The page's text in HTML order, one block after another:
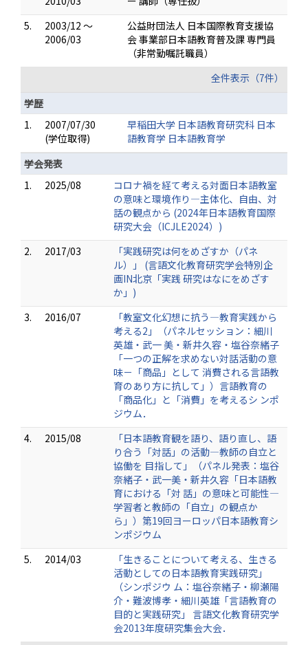
5.
2003/12 ～
2006/03
公益財団法人 日本国際教育支援協
会 事業部日本語教育普及課 専門員
（非常勤嘱託職員）
全件表示（7件）
学歴
1.
2007/07/30
(学位取得)
早稲田大学 日本語教育研究科 日本
語教育学 日本語教育学
学会発表
1.
2025/08
コロナ禍を経て考える対面日本語教室
の意味と環境作り―主体化、自由、対
話の観点から (2024年日本語教育国際
研究大会（ICJLE2024）)
2.
2017/03
「実践研究は何をめざすか（パネ
ル）」 (言語文化教育研究学会特別企
画IN北京「実践 研究はなにをめざす
か」)
3.
2016/07
「教室文化幻想に抗う―教育実践から
考える2」（パネルセッション：細川
英雄・武一 美・新井久容・塩谷奈緒子
「一つの正解を求めない対話活動の意
味－「商品」として 消費される言語教
育のあり方に抗して」）言語教育の
「商品化」と「消費」を考えるシ ンポ
ジウム．
4.
2015/08
「日本語教育観を語り、語り直し、語
り合う「対話」の活動―教師の自立と
協働を 目指して」（パネル発表：塩谷
奈緒子・武一美・新井久容「日本語教
育における「対 話」の意味と可能性―
学習者と教師の「自立」の観点か
ら」）第19回ヨーロッパ日本語教育シ
ンポジウム
5.
2014/03
「生きることについて考える、生きる
活動としての日本語教育実践研究」
（シンポジウ ム：塩谷奈緒子・柳瀬陽
介・難波博孝・細川英雄「言語教育の
目的と実践研究」 言語文化教育研究学
会2013年度研究集会大会．